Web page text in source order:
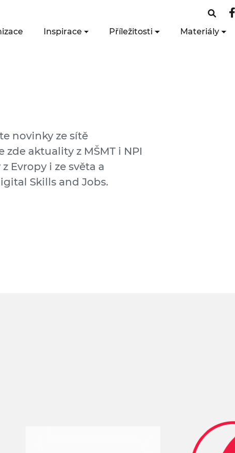
Inspirace Příležitosti Materiály
novinky ze sítě
zde aktuality z MŠMT i NPI
Evropy i ze světa a
Skills and Jobs.